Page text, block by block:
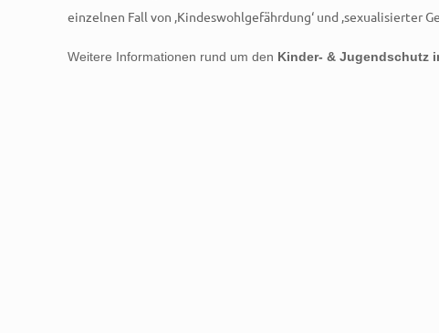
einzelnen Fall von ‚Kindeswohlgefährdung‘ und
Weitere Informationen rund um den Kinder- & Jugendschutz